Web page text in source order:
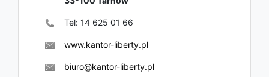
Tel: 14 625 01 66
www.kantor-liberty.pl
biuro@kantor-liberty.pl